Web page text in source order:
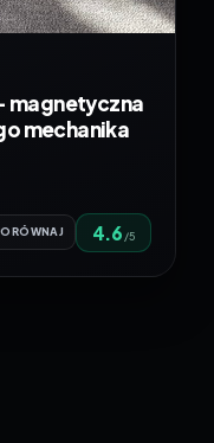
magnetyczna
mechanika
4.6 /5